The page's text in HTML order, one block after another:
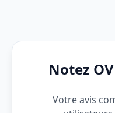
Notez
Votre avis